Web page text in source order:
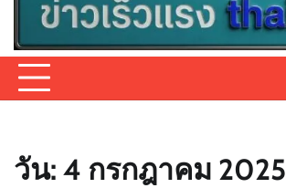
วัน: 4 กรกฎาคม 2025